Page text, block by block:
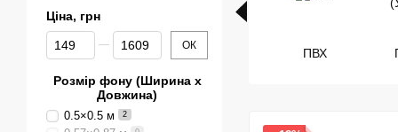
ПВХ
Ціна, грн
Від Ціна, грн
До Ціна, грн ОК
Розмір фону (Ширина х
Довжина)
0.5×0.5 м 2